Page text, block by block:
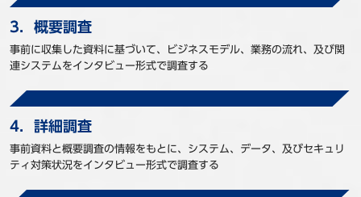
3．概要調査
事前に収集した資料に基づいて、ビジネスモデル、業務の流れ、及び関
連システムをインタビュー形式で調査する
4．詳細調査
事前資料と概要調査の情報をもとに、システム、データ、及びセキュリ
ティ対策状況をインタビュー形式で調査する